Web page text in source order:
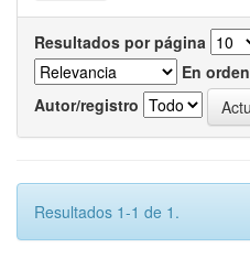
Resultados por página
En orden
Autor/registro
Resultados 1-1 de 1.